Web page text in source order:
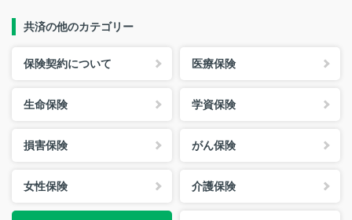
共済の他のカテゴリー
保険契約について 医療保険
生命保険 学資保険
損害保険 がん保険
女性保険 介護保険